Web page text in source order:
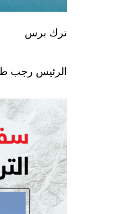
ترك برس
الرئيس رجب طيب